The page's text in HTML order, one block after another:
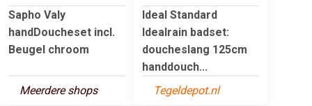
Sapho Valy
handDoucheset incl.
Beugel chroom
Meerdere shops
Ideal Standard
Idealrain badset:
doucheslang 125cm
handdouch...
Tegeldepot.nl